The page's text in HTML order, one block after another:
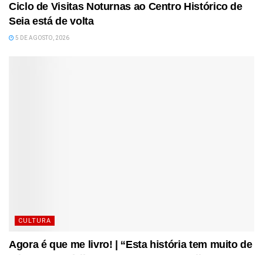
Ciclo de Visitas Noturnas ao Centro Histórico de
Seia está de volta
5 DE AGOSTO, 2026
CULTURA
Agora é que me livro! | “Esta história tem muito de